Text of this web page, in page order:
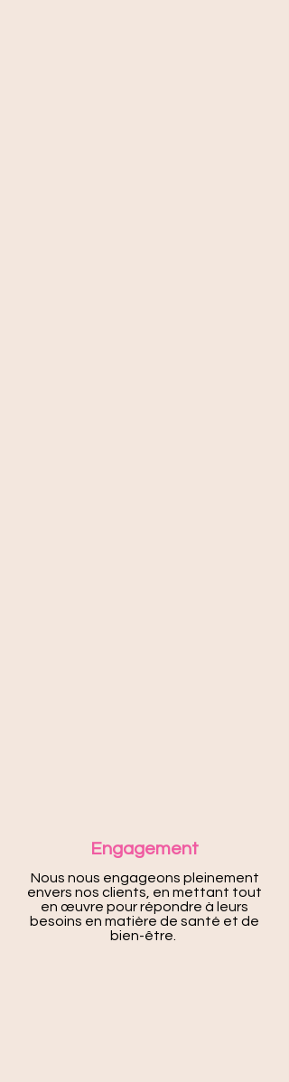
Engagement
Nous nous engageons pleinement
envers nos clients, en mettant tout
en œuvre pour répondre à leurs
besoins en matière de santé et de
bien-être.